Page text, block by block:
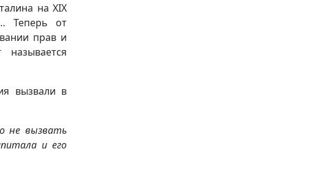
на XIX
Теперь от
прав и
вызвали в
не вызвать
и его